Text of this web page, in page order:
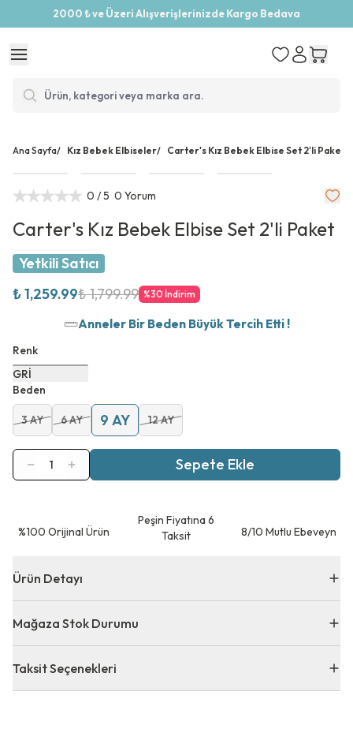
2000 ₺ ve Üzeri Alışverişlerinizde Kargo Bedava
Ana Sayfa/ Kız Bebek Elbiseler/ Carter's Kız Bebek Elbise Set 2'li Paket
0 / 5 0 Yorum
Carter's Kız Bebek Elbise Set 2'li Paket
Yetkili Satıcı
₺ 1,259.99₺ 1,799.99 %30 İndirim
Anneler Bir Beden Büyük Tercih Etti !
Renk
GRİ
Beden
3 AY 6 AY 9 AY 12 AY
1 Sepete Ekle
⁠%100 Orijinal Ürün
Peşin Fiyatına 6
Taksit
8/10 Mutlu Ebeveyn
Ürün Detayı
Mağaza Stok Durumu
Taksit Seçenekleri